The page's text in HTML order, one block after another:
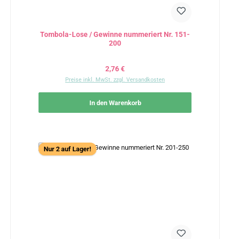
Tombola-Lose / Gewinne nummeriert Nr. 151-
200
Regulärer Preis:
2,76 €
Preise inkl. MwSt. zzgl. Versandkosten
In den Warenkorb
Nur 2 auf Lager!